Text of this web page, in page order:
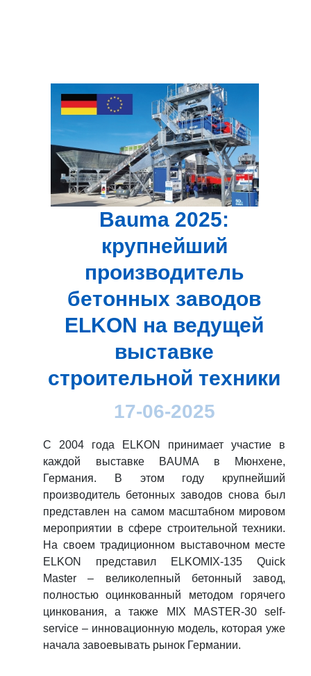
Bauma 2025:
крупнейший
производитель
бетонных заводов
ELKON на ведущей
выставке
строительной техники
17-06-2025
С 2004 года ELKON принимает участие в
каждой выставке BAUMA в Мюнхене,
Германия. В этом году крупнейший
производитель бетонных заводов снова был
представлен на самом масштабном мировом
мероприятии в сфере строительной техники.
На своем традиционном выставочном месте
ELKON представил ELKOMIX-135 Quick
Master – великолепный бетонный завод,
полностью оцинкованный методом горячего
цинкования, а также MIX MASTER-30 self-
service – инновационную модель, которая уже
начала завоевывать рынок Германии.